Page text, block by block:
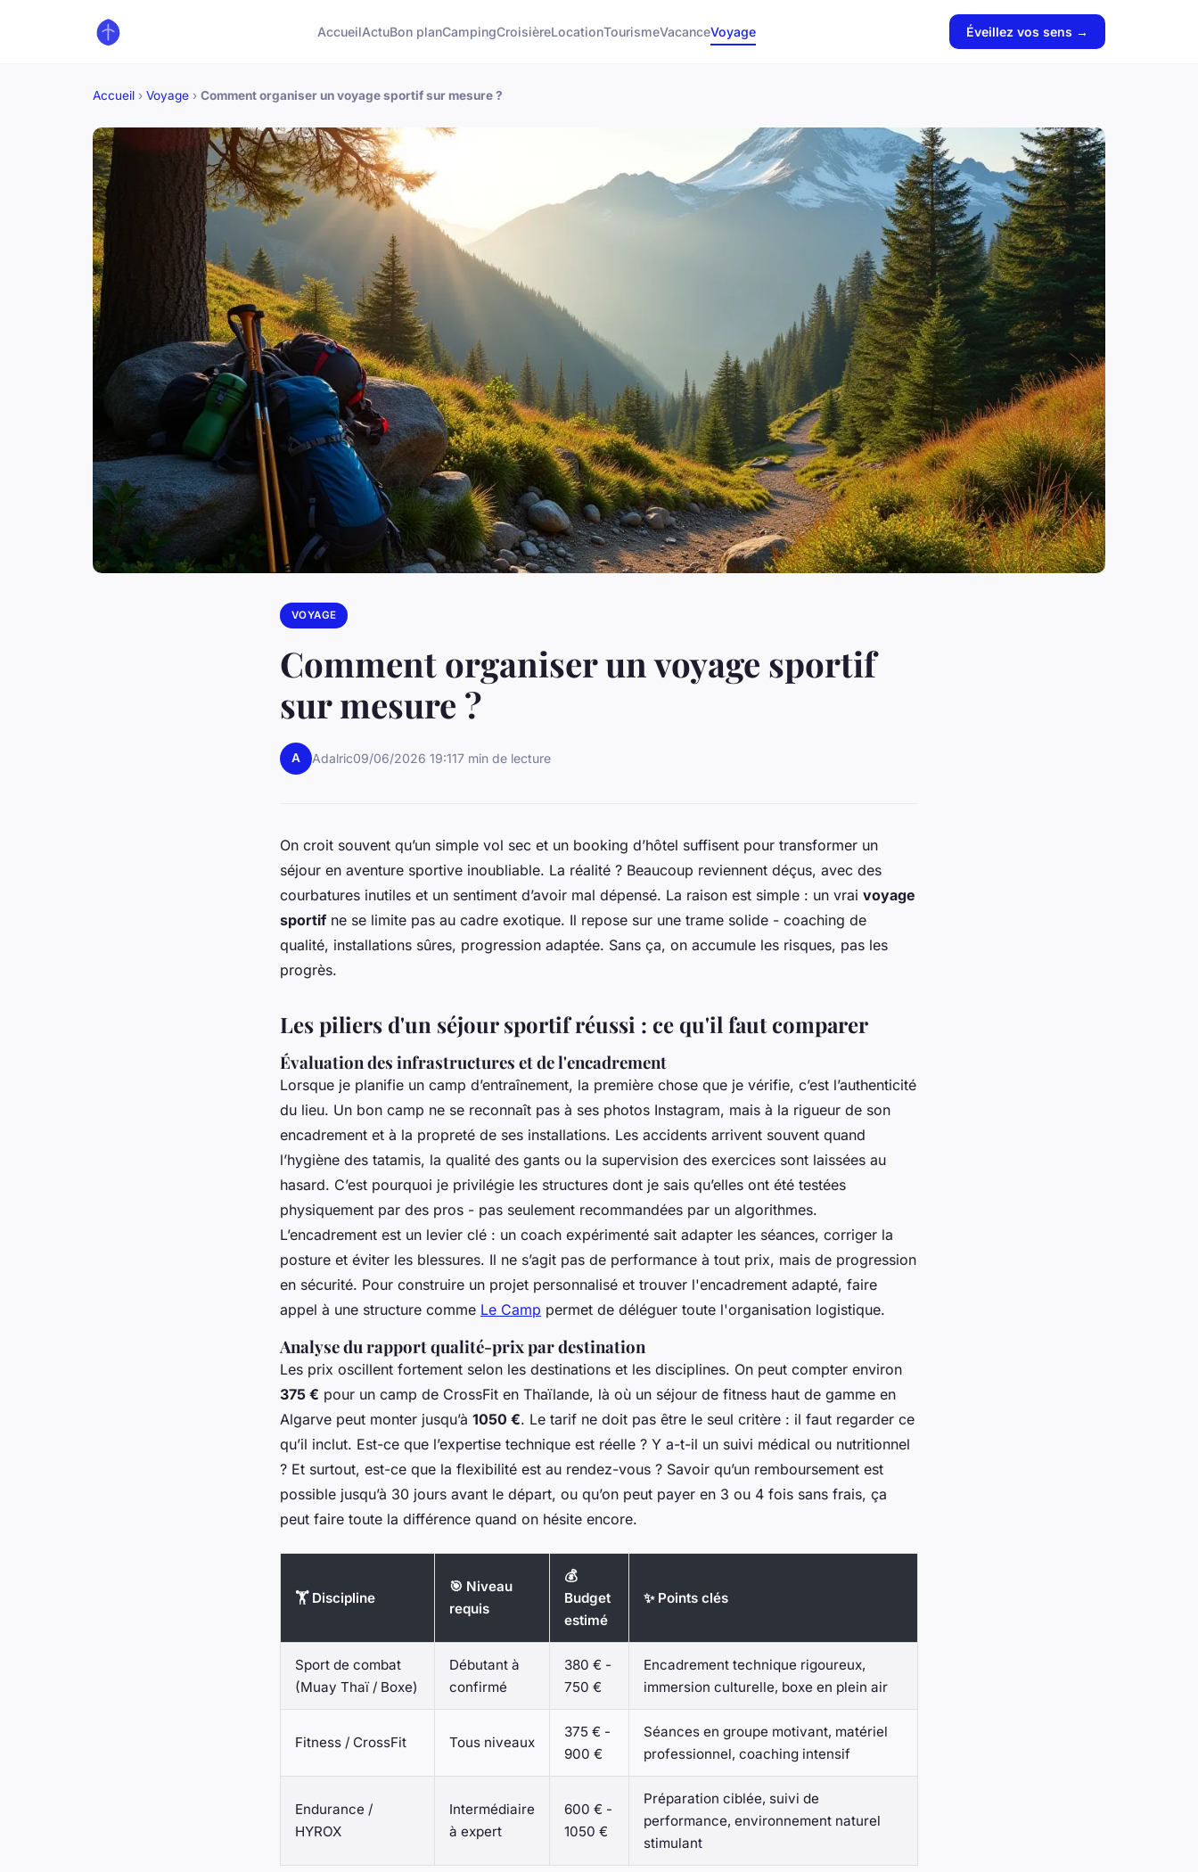
AccueilActuBon planCampingCroisièreLocationTourismeVacanceVoyage Éveillez vos sens →
Accueil › Voyage › Comment organiser un voyage sportif sur mesure ?
VOYAGE
Comment organiser un voyage sportif
sur mesure ?
A Adalric09/06/2026 19:117 min de lecture
On croit souvent qu’un simple vol sec et un booking d’hôtel suffisent pour transformer un
séjour en aventure sportive inoubliable. La réalité ? Beaucoup reviennent déçus, avec des
courbatures inutiles et un sentiment d’avoir mal dépensé. La raison est simple : un vrai voyage
sportifne se limite pas au cadre exotique. Il repose sur une trame solide - coaching de
qualité, installations sûres, progression adaptée. Sans ça, on accumule les risques, pas les
progrès.
Les piliers d'un séjour sportif réussi : ce qu'il faut comparer
Évaluation des infrastructures et de l'encadrement
Lorsque je planifie un camp d’entraînement, la première chose que je vérifie, c’est l’authenticité
du lieu. Un bon camp ne se reconnaît pas à ses photos Instagram, mais à la rigueur de son
encadrement et à la propreté de ses installations. Les accidents arrivent souvent quand
l’hygiène des tatamis, la qualité des gants ou la supervision des exercices sont laissées au
hasard. C’est pourquoi je privilégie les structures dont je sais qu’elles ont été testées
physiquement par des pros - pas seulement recommandées par un algorithmes.
L’encadrement est un levier clé : un coach expérimenté sait adapter les séances, corriger la
posture et éviter les blessures. Il ne s’agit pas de performance à tout prix, mais de progression
en sécurité. Pour construire un projet personnalisé et trouver l'encadrement adapté, faire
appel à une structure comme Le Camp permet de déléguer toute l'organisation logistique.
Analyse du rapport qualité-prix par destination
Les prix oscillent fortement selon les destinations et les disciplines. On peut compter environ
375 € pour un camp de CrossFit en Thaïlande, là où un séjour de fitness haut de gamme en
Algarve peut monter jusqu’à 1050 €. Le tarif ne doit pas être le seul critère : il faut regarder ce
qu’il inclut. Est-ce que l’expertise technique est réelle ? Y a-t-il un suivi médical ou nutritionnel
? Et surtout, est-ce que la flexibilité est au rendez-vous ? Savoir qu’un remboursement est
possible jusqu’à 30 jours avant le départ, ou qu’on peut payer en 3 ou 4 fois sans frais, ça
peut faire toute la différence quand on hésite encore.
🏋️ Discipline
🎯 Niveau
requis
💰
Budget
estimé
✨ Points clés
Sport de combat
(Muay Thaï / Boxe)
Débutant à
confirmé
380 € -
750 €
Encadrement technique rigoureux,
immersion culturelle, boxe en plein air
Fitness / CrossFit Tous niveaux
375 € -
900 €
Séances en groupe motivant, matériel
professionnel, coaching intensif
Endurance /
HYROX
Intermédiaire
à expert
600 € -
1050 €
Préparation ciblée, suivi de
performance, environnement naturel
stimulant